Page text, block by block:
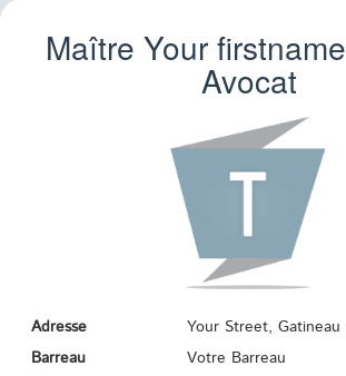
Maître Your firstname
Avocat
Adresse
Your Street, Gatineau
Barreau
Votre Barreau